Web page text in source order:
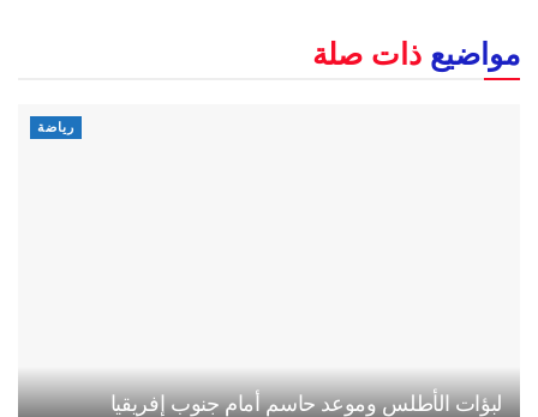
مواضيع ذات صلة
رياضة
لبؤات الأطلس وموعد حاسم أمام جنوب إفريقيا